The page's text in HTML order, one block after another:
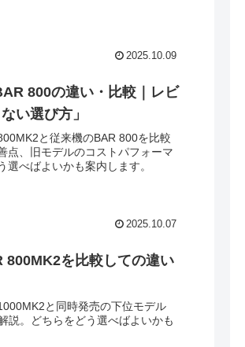
2025.10.09
800の違い・比較｜レビ
い選び方」
と従来機のBAR 800を比較
点、旧モデルのコストパフォーマ
選べばよいかも案内します。
2025.10.07
を比較しての違い
と同時発売の下位モデル
説。どちらをどう選べばよいかも